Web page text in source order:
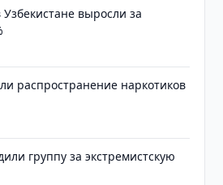
выросли за
распространение наркотиков
группу за экстремистскую